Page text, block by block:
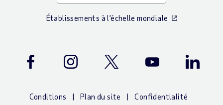
Établissements à l’échelle mondiale
Facebook Instagram Twitter Youtube LinkedIn
Conditions Plan du site
Confidentialité